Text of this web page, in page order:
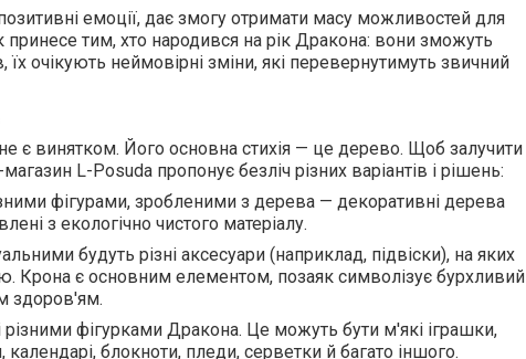
емоції, дає змогу отримати масу можливостей для
принесе тим, хто народився на рік Дракона: вони зможуть
очікують неймовірні зміни, які перевернутимуть звичний
є винятком. Його основна стихія — це дерево. Щоб залучити
L-Posuda пропонує безліч різних варіантів і рішень:
фігурами, зробленими з дерева — декоративні дерева
з екологічно чистого матеріалу.
будуть різні аксесуари (наприклад, підвіски), на яких
є основним елементом, позаяк символізує бурхливий
здоров'ям.
фігурками Дракона. Це можуть бути м'які іграшки,
блокноти, пледи, серветки й багато іншого.